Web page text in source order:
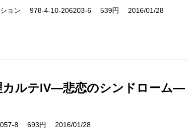
ション 978-4-10-206203-6 539円 2016/01/28
カルテIV―悲恋のシンドローム―
8 693円 2016/01/28